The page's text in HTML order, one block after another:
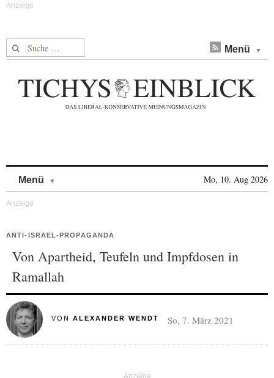
Suche nach: Menü
Menü Mo, 10. Aug 2026
ANTI-ISRAEL-PROPAGANDA
Von Apartheid, Teufeln und Impfdosen in
Ramallah
VON ALEXANDER WENDT So, 7. März 2021